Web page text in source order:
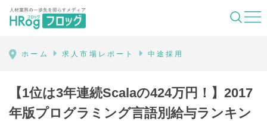
HRog | 人材業界の一歩先を照らすメディ
ホーム 求人市場レポート 中途採用
【1位は3年連続Scalaの424万円！】2017
年版プログラミング言語別給与ランキン